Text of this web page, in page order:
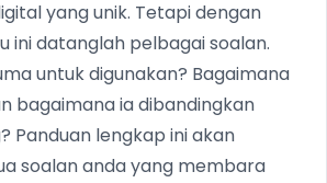
yang unik. Tetapi dengan
ini datanglah pelbagai soalan.
untuk digunakan? Bagaimana
bagaimana ia dibandingkan
Panduan lengkap ini akan
soalan anda yang membara